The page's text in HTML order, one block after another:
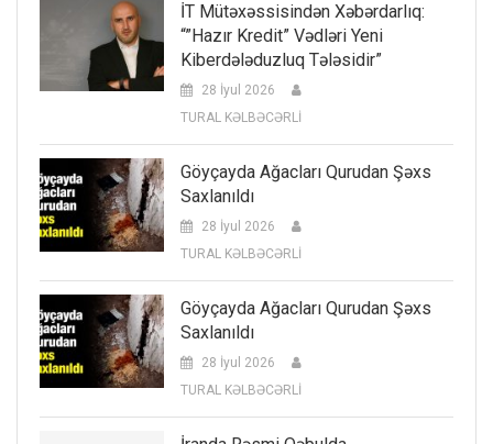
İT Mütəxəssisindən Xəbərdarlıq:
“”Hazır Kredit” Vədləri Yeni
Kiberdələduzluq Tələsidir”
28 İyul 2026
TURAL KƏLBƏCƏRLİ
Göyçayda Ağacları Qurudan Şəxs
Saxlanıldı
28 İyul 2026
TURAL KƏLBƏCƏRLİ
Göyçayda Ağacları Qurudan Şəxs
Saxlanıldı
28 İyul 2026
TURAL KƏLBƏCƏRLİ